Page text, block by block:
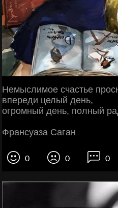
Немыслимое счастье
впереди целый день,
огромный день, полный
Франсуаза Саган
0 0 0